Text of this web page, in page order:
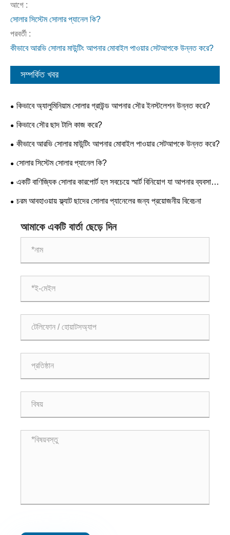
আগে :
সোলার সিস্টেম সোলার প্যানেল কি?
পরবর্তী :
কীভাবে আরভি সোলার মাউন্টিং আপনার মোবাইল পাওয়ার সেটআপকে উন্নত করে?
সম্পর্কিত খবর
কিভাবে অ্যালুমিনিয়াম সোলার গ্রাউন্ড আপনার সৌর ইনস্টলেশন উন্নত করে?
কিভাবে সৌর ছাদ টালি কাজ করে?
কীভাবে আরভি সোলার মাউন্টিং আপনার মোবাইল পাওয়ার সেটআপকে উন্নত করে?
সোলার সিস্টেম সোলার প্যানেল কি?
একটি বাণিজ্যিক সোলার কারপোর্ট হল সবচেয়ে স্মার্ট বিনিয়োগ যা আপনার ব্যবসা
আজ করতে পারে
চরম আবহাওয়ায় ফ্ল্যাট ছাদের সোলার প্যানেলের জন্য প্রয়োজনীয় বিবেচনা
আমাকে একটি বার্তা ছেড়ে দিন